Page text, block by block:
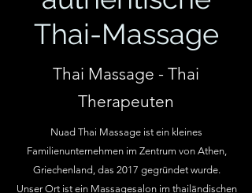
Thai-Massage
Thai Massage - Thai
Therapeuten
Nuad Thai Massage ist ein kleines
Familienunternehmen im Zentrum von Athen,
Griechenland, das 2017 gegründet wurde.
Unser Ort ist ein Massagesalon im thailändischen